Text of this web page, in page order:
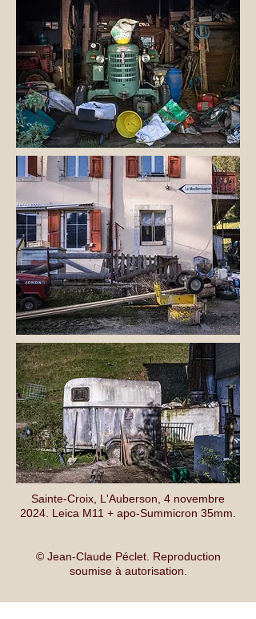
Sainte-Croix, L'Auberson, 4 novembre
2024. Leica M11 + apo-Summicron 35mm.
© Jean-Claude Péclet. Reproduction
soumise à autorisation.